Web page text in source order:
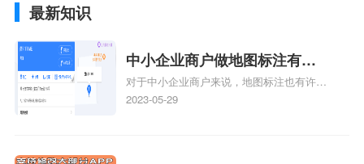
最新知识
中小企业商户做地图标注有什
么好处
对于中小企业商户来说，地图标注也有许多
好处，包括：提高可见性和曝光率：通过在
2023-05-29